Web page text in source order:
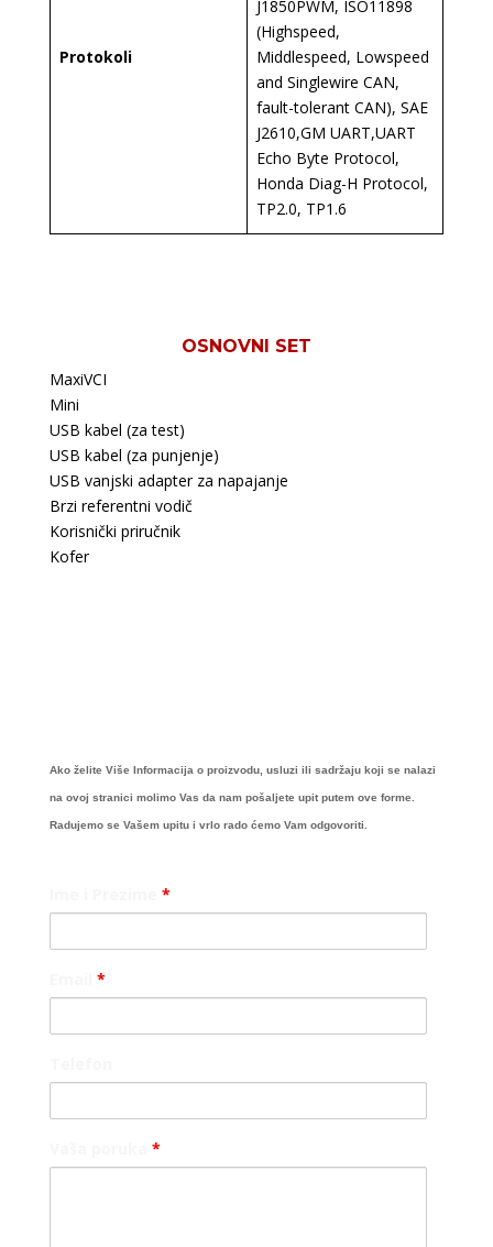
Protokoli
J1850PWM, ISO11898
(Highspeed,
Middlespeed, Lowspeed
and Singlewire CAN,
fault-tolerant CAN), SAE
J2610,GM UART,UART
Echo Byte Protocol,
Honda Diag-H Protocol,
TP2.0, TP1.6
OSNOVNI SET
MaxiVCI
Mini
USB kabel (za test)
USB kabel (za punjenje)
USB vanjski adapter za napajanje
Brzi referentni vodič
Korisnički priručnik
Kofer
Ako želite Više Informacija o proizvodu, usluzi ili sadržaju koji se nalazi
na ovoj stranici molimo Vas da nam pošaljete upit putem ove forme.
Radujemo se Vašem upitu i vrlo rado ćemo Vam odgovoriti.
*
*
*